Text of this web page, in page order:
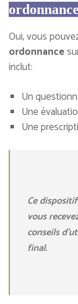
Oui, vous
ordonnance
inclut:
Un
Une
Une
Ce
vous
conseils
final.